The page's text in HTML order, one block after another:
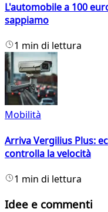
L'automobile a 100
sappiamo
1 min di lettura
Mobilità
Arriva Vergilius Plus:
controlla la velocità
1 min di lettura
Idee e commenti